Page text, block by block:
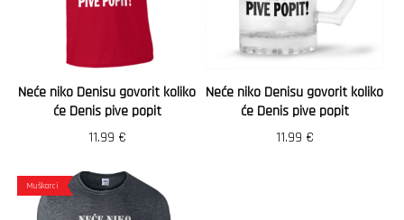
Neće niko Denisu govorit koliko
će Denis pive popit
11.99 €
Neće niko Denisu govorit koliko
će Denis pive popit
11.99 €
Muškarci